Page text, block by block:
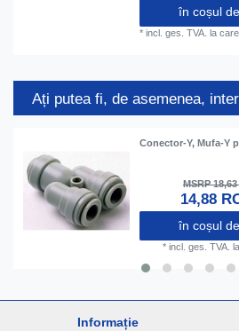
în coșul
*incl. ges. TVA. la
Ați putea fi, de asemenea,
Conector-Y, Mufa-Y
MSRP
14,88
în coșul
* incl. ges. TVA.
Informație